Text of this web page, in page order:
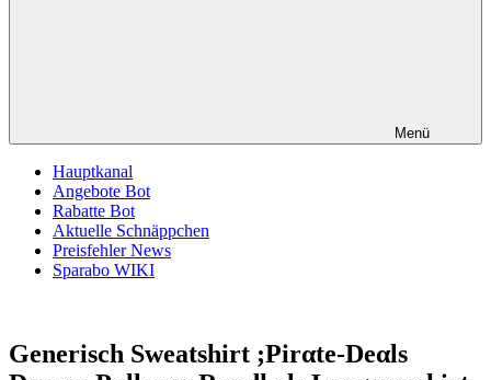
Menü
Hauptkanal
Angebote Bot
Rabatte Bot
Aktuelle Schnäppchen
Preisfehler News
Sparabo WIKI
Generisch Sweatshirt ;Pirαtе-Dеαls